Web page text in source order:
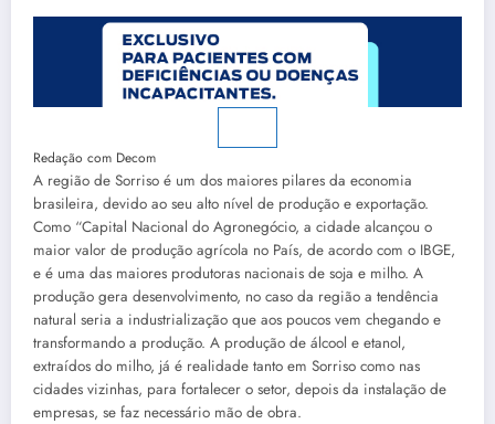
Redação com Decom
A região de Sorriso é um dos maiores pilares da economia
brasileira, devido ao seu alto nível de produção e exportação.
Como “Capital Nacional do Agronegócio, a cidade alcançou o
maior valor de produção agrícola no País, de acordo com o IBGE,
e é uma das maiores produtoras nacionais de soja e milho. A
produção gera desenvolvimento, no caso da região a tendência
natural seria a industrialização que aos poucos vem chegando e
transformando a produção. A produção de álcool e etanol,
extraídos do milho, já é realidade tanto em Sorriso como nas
cidades vizinhas, para fortalecer o setor, depois da instalação de
empresas, se faz necessário mão de obra.